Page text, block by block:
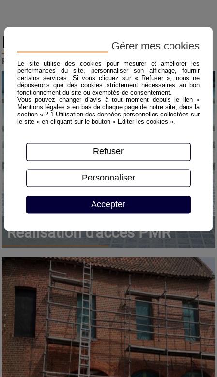
Nos réalisations
Retrouvez ici quelques réalisations
Réalisation d'accès PMR
Gérer mes cookies
Le site utilise des cookies pour mesurer et améliorer les
performances du site, personnaliser son affichage, fournir
certains services. Si vous cliquez sur « Refuser », nous ne
déposerons que des cookies strictement nécessaires au bon
fonctionnement du site ou exemptés de consentement.
Vous pouvez changer d’avis à tout moment depuis le lien «
Mentions légales » en bas de chaque page de notre site, dans la
section « 2.1 Utilisation des données personnelles collectées sur
le site » en cliquant sur le bouton « Editer les cookies ».
Accepter
Refuser
Personnaliser